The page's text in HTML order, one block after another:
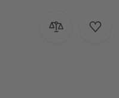
Toevoegen om
Voeg